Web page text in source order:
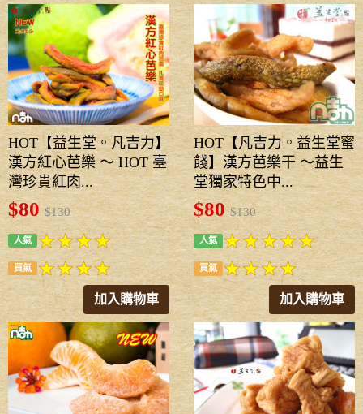
HOT【益生堂。凡吉力】
漢方紅心芭樂 ～ HOT 臺
灣珍貴紅肉...
$80$130
人氣
買氣
加入購物車
HOT【凡吉力。益生堂蜜
餞】漢方芭樂干 ～益生
堂獨家特色中...
$80$130
人氣
買氣
加入購物車